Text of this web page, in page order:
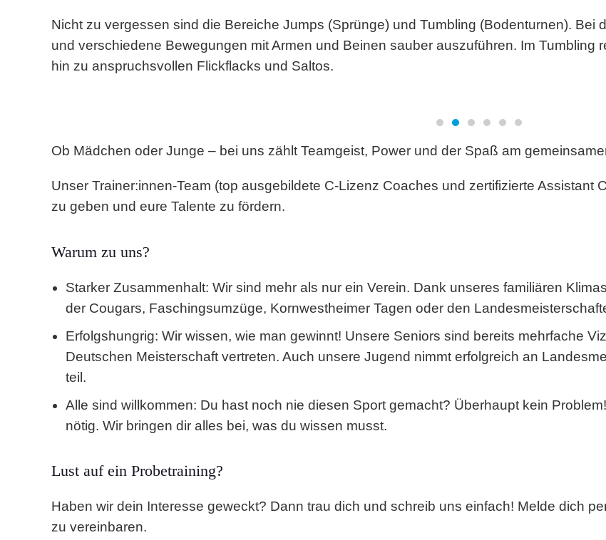
Nicht zu vergessen sind die Bereiche Jumps (Sprünge) und Tumbling (Bodenturnen). Bei
und verschiedene Bewegungen mit Armen und Beinen sauber auszuführen. Im Tumbling
hin zu anspruchsvollen Flickflacks und Saltos.
Ob Mädchen oder Junge – bei uns zählt Teamgeist, Power und der Spaß am
Unser Trainer:innen-Team (top ausgebildete C-Lizenz Coaches und zertifizierte Assistant
zu geben und eure Talente zu fördern.
Warum zu uns?
Starker Zusammenhalt: Wir sind mehr als nur ein Verein. Dank unseres familiären
der Cougars, Faschingsumzüge, Kornwestheimer Tagen oder den
Erfolgshungrig: Wir wissen, wie man gewinnt! Unsere Seniors sind bereits mehrfache
Deutschen Meisterschaft vertreten. Auch unsere Jugend nimmt erfolgreich an
teil.
Alle sind willkommen: Du hast noch nie diesen Sport gemacht? Überhaupt kein
nötig. Wir bringen dir alles bei, was du wissen musst.
Lust auf ein Probetraining?
Haben wir dein Interesse geweckt? Dann trau dich und schreib uns einfach! Melde dich
zu vereinbaren.